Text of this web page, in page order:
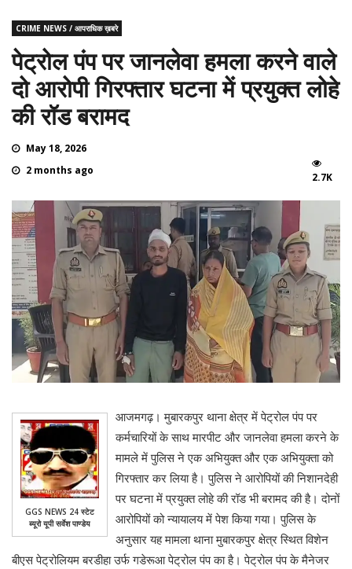
CRIME NEWS / आपराधिक ख़बरे
पेट्रोल पंप पर जानलेवा हमला करने वाले
दो आरोपी गिरफ्तार घटना में प्रयुक्त लोहे
की रॉड बरामद
May 18, 2026
2 months ago
2.7K
GGS NEWS 24 स्टेट
ब्यूरो यूपी सर्वेश पाण्डेय
आजमगढ़। मुबारकपुर थाना क्षेत्र में पेट्रोल पंप पर
कर्मचारियों के साथ मारपीट और जानलेवा हमला करने के
मामले में पुलिस ने एक अभियुक्त और एक अभियुक्ता को
गिरफ्तार कर लिया है। पुलिस ने आरोपियों की निशानदेही
पर घटना में प्रयुक्त लोहे की रॉड भी बरामद की है। दोनों
आरोपियों को न्यायालय में पेश किया गया। पुलिस के
अनुसार यह मामला थाना मुबारकपुर क्षेत्र स्थित विशेन
बीएस पेट्रोलियम बरडीहा उर्फ गडेरूआ पेट्रोल पंप का है। पेट्रोल पंप के मैनेजर